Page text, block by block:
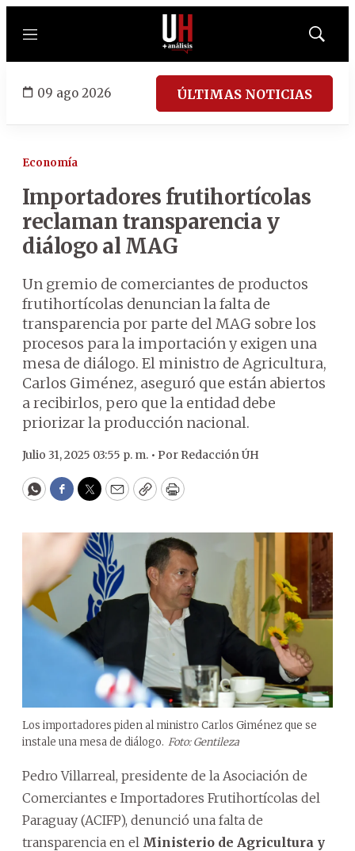
Menú
Mostrar
09 ago 2026 ÚLTIMAS NOTICIAS
Economía
Importadores frutihortícolas
reclaman transparencia y
diálogo al MAG
Un gremio de comerciantes de productos
frutihortícolas denuncian la falta de
transparencia por parte del MAG sobre los
procesos para la importación y exigen una
mesa de diálogo. El ministro de Agricultura,
Carlos Giménez, aseguró que están abiertos
a recibirlos, pero que la entidad debe
priorizar la producción nacional.
Julio 31, 2025 03:55 p. m. • Por Redacción ÚH
WhatsApp
Facebook
Twitter
EmailCopyPrint
Los importadores piden al ministro Carlos Giménez que se
instale una mesa de diálogo. Foto: Gentileza
Pedro Villarreal, presidente de la Asociación de
Comerciantes e Importadores Frutihortícolas del
Paraguay (ACIFP), denunció una falta de
transparencia en el Ministerio de Agricultura y